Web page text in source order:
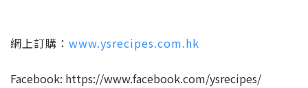
網上訂購： www.ysrecipes.com.hk
Facebook: https://www.facebook.com/ysrecipes/